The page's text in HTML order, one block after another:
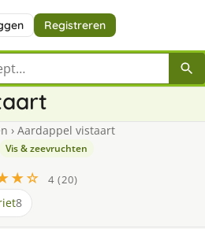
Registreren
› Aardappel vistaart
Vis & zeevruchten
4 (20)
8